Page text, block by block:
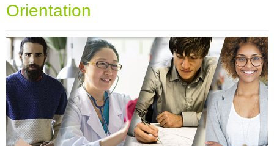
Orientation